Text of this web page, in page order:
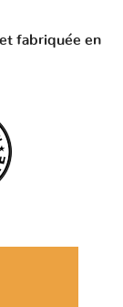
fabriquée en